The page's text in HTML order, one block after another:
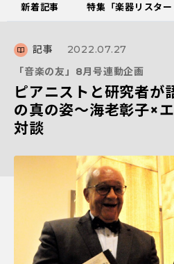
新着記事 特集「楽器リスター
記事
2022.07.27
「音楽の友」8月号連動企画
ピアニストと研究者が
の真の姿～海老彰子×
対談